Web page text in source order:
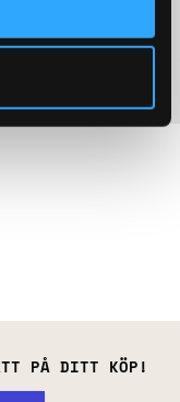
PÅ DITT KÖP!